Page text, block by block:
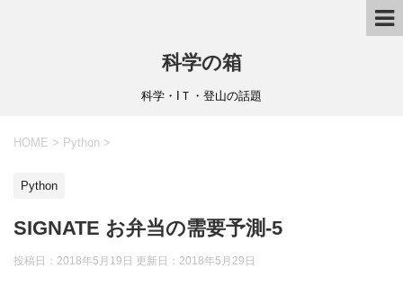
科学の箱
科学・IＴ・登山の話題
HOME > Python >
Python
SIGNATE お弁当の需要予測-5
投稿日：2018年5月19日 更新日： 2018年5月29日